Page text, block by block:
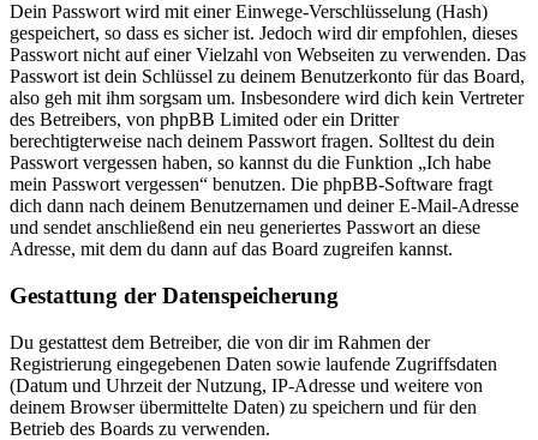
Dein Passwort wird mit einer Einwege-Verschlüsselung (Hash)
gespeichert, so dass es sicher ist. Jedoch wird dir empfohlen, dieses
Passwort nicht auf einer Vielzahl von Webseiten zu verwenden. Das
Passwort ist dein Schlüssel zu deinem Benutzerkonto für das Board,
also geh mit ihm sorgsam um. Insbesondere wird dich kein Vertreter
des Betreibers, von phpBB Limited oder ein Dritter
berechtigterweise nach deinem Passwort fragen. Solltest du dein
Passwort vergessen haben, so kannst du die Funktion „Ich habe
mein Passwort vergessen“ benutzen. Die phpBB-Software fragt
dich dann nach deinem Benutzernamen und deiner E-Mail-Adresse
und sendet anschließend ein neu generiertes Passwort an diese
Adresse, mit dem du dann auf das Board zugreifen kannst.
Gestattung der Datenspeicherung
Du gestattest dem Betreiber, die von dir im Rahmen der
Registrierung eingegebenen Daten sowie laufende Zugriffsdaten
(Datum und Uhrzeit der Nutzung, IP-Adresse und weitere von
deinem Browser übermittelte Daten) zu speichern und für den
Betrieb des Boards zu verwenden.